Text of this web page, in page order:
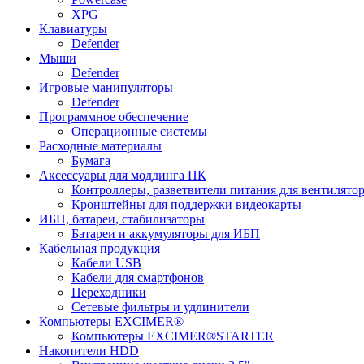
XPG
Клавиатуры
Defender
Мыши
Defender
Игровые манипуляторы
Defender
Программное обеспечение
Операционные системы
Расходные материалы
Бумага
Аксессуары для моддинга ПК
Контроллеры, разветвители питания для
Кронштейны для поддержки видеокарты
ИБП, батареи, стабилизаторы
Батареи и аккумуляторы для ИБП
Кабельная продукция
Кабели USB
Кабели для смартфонов
Переходники
Сетевые фильтры и удлинители
Компьютеры EXCIMER®
Компьютеры EXCIMER®STARTER
Накопители HDD